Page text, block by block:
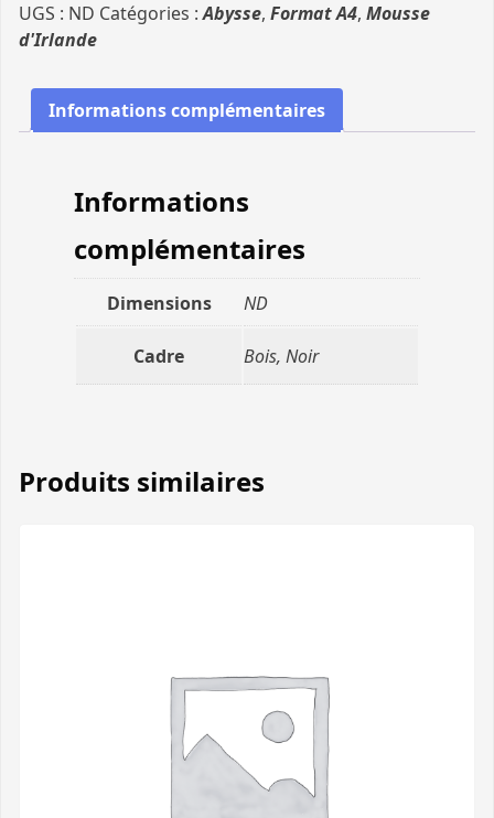
UGS : ND Catégories :Abysse, Format A4, Mousse
d'Irlande
Informations complémentaires
Informations
complémentaires
Dimensions ND
Cadre Bois, Noir
Produits similaires